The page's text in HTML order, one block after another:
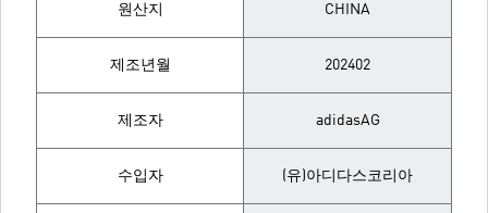
원산지 CHINA
제조년월 202402
제조자 adidasAG
수입자 (유)아디다스코리아